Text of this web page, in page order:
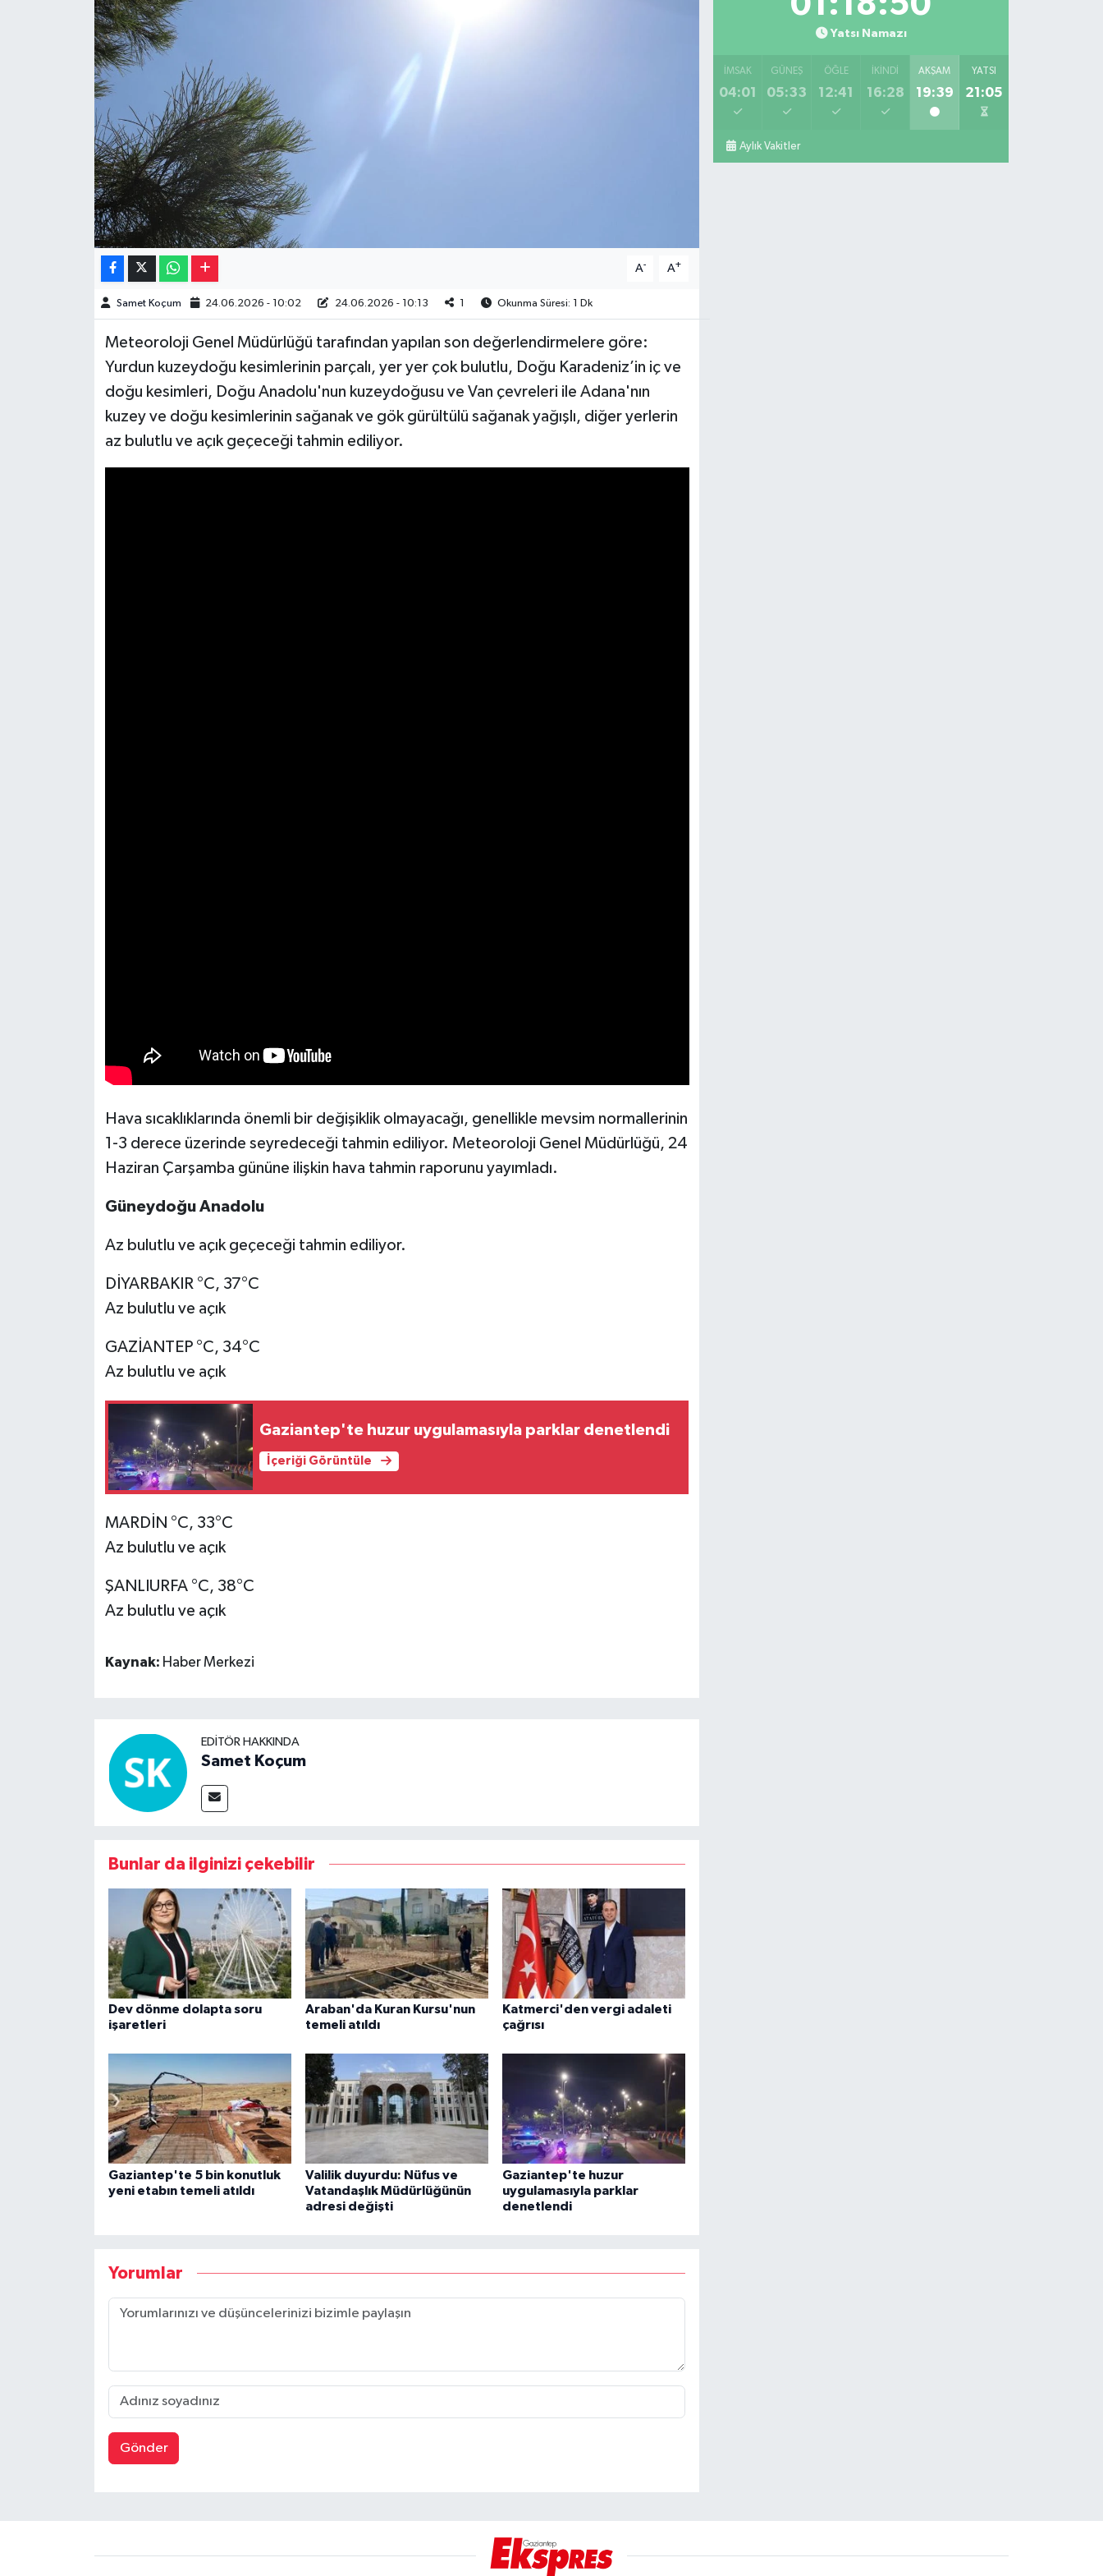
A- A+
Samet Koçum 24.06.2026 - 10:02 24.06.2026 - 10:13 Okunma Süresi: 1 Dk
Meteoroloji Genel Müdürlüğü tarafından yapılan son değerlendirmelere göre:
Yurdun kuzeydoğu kesimlerinin parçalı, yer yer çok bulutlu, Doğu Karadeniz’in iç ve
doğu kesimleri, Doğu Anadolu'nun kuzeydoğusu ve Van çevreleri ile Adana'nın
kuzey ve doğu kesimlerinin sağanak ve gök gürültülü sağanak yağışlı, diğer yerlerin
az bulutlu ve açık geçeceği tahmin ediliyor.
Hava sıcaklıklarında önemli bir değişiklik olmayacağı, genellikle mevsim normallerinin
1-3 derece üzerinde seyredeceği tahmin ediliyor. Meteoroloji Genel Müdürlüğü, 24
Haziran Çarşamba gününe ilişkin hava tahmin raporunu yayımladı.
Güneydoğu Anadolu
Az bulutlu ve açık geçeceği tahmin ediliyor.
DİYARBAKIR °C, 37°C
Az bulutlu ve açık
GAZİANTEP °C, 34°C
Az bulutlu ve açık
Gaziantep'te huzur uygulamasıyla parklar denetlendi
İçeriği Görüntüle
MARDİN °C, 33°C
Az bulutlu ve açık
ŞANLIURFA °C, 38°C
Az bulutlu ve açık
Kaynak: Haber Merkezi
EDITÖR HAKKINDA
Samet Koçum
Bunlar da ilginizi çekebilir
Dev dönme dolapta soru
işaretleri
Araban'da Kuran Kursu'nun
temeli atıldı
Katmerci'den vergi adaleti
çağrısı
Gaziantep'te 5 bin konutluk
yeni etabın temeli atıldı
Valilik duyurdu: Nüfus ve
Vatandaşlık Müdürlüğünün
adresi değişti
Gaziantep'te huzur
uygulamasıyla parklar
denetlendi
Yorumlar
Gönder
Yatsı Namazı
İMSAK
04:01
GÜNEŞ
05:33
ÖĞLE
12:41
İKINDI
16:28
AKŞAM
19:39
YATSI
21:05
Aylık Vakitler
Resmi İlanlar
Sinemalar
Siyaset
Teknoloji